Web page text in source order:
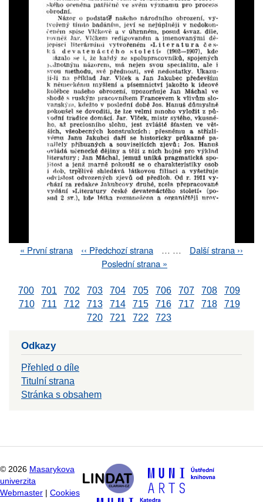
First
« První strana
Previous
‹‹ Předchozí strana … …
Next
Další strana ››
Last
Poslední strana »
700 701 702 703 704 705 706 707 708
709
710
711 712 713 714 715 716 717 718
719
720
721 722 723
Odkazy
Přehled o díle
Titulní strana
Stránka s obsahem
© 2026 Masarykova
univerzita
Webmaster
Cookies